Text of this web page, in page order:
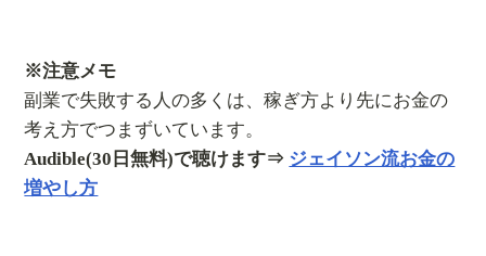
※注意メモ
副業で失敗する人の多くは、稼ぎ方より先にお金の
考え方でつまずいています。
Audible(30日無料)で聴けます⇒ ジェイソン流お金の
増やし方